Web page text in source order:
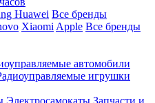
Huawei Все бренды
Xiaomi Apple Все бренды
автомобили
игрушки
Электросамокаты Запчасти и